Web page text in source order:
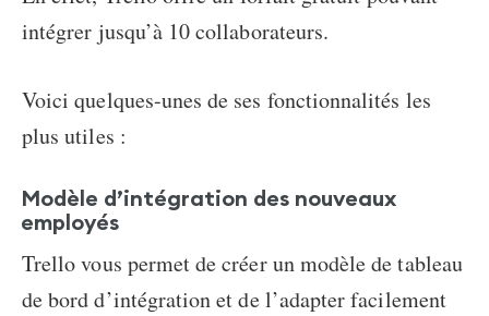
intégrer jusqu’à 10 collaborateurs.
Voici quelques-unes de ses fonctionnalités les
plus utiles :
Modèle d’intégration des nouveaux
employés
Trello vous permet de créer un modèle de tableau
de bord d’intégration et de l’adapter facilement